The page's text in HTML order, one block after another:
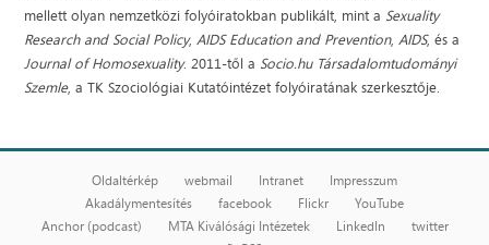
mellett olyan nemzetközi folyóiratokban publikált, mint a Sexuality
Research and Social Policy, AIDS Education and Prevention, AIDS, és a
Journal of Homosexuality. 2011-től a Socio.hu Társadalomtudományi
Szemle, a TK Szociológiai Kutatóintézet folyóiratának szerkesztője.
Oldaltérkép webmail Intranet
Impresszum
Akadálymentesítés
facebook Flickr
YouTube
Anchor (podcast)
MTA Kiválósági Intézetek LinkedIn
twitter